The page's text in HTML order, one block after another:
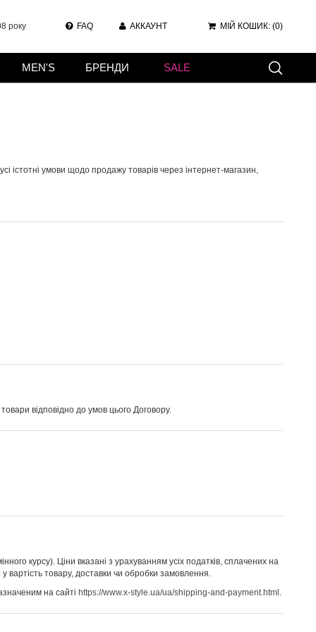
року FAQ АККАУНТ МІЙ КОШИК: (0)
істотні умови щодо продажу товарів через інтернет-магазин,
відповідно до умов цього Договору.
курсу). Ціни вказані з урахуванням усіх податків, сплачених на
вартість товару, доставки чи обробки замовлення.
на сайті https://www.x-style.ua/ua/shipping-and-payment.html .
MEN'S БРЕНДИ SALE